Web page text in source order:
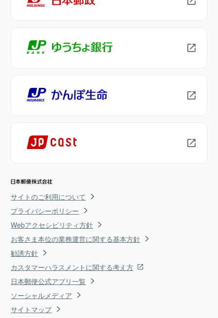
サイトのご利用について
プライバシーポリシー
Webアクセシビリティ方針
お客さま本位の業務運営に関する基本方針
勧誘方針
カスタマーハラスメントに関する考え方
日本郵便公式アプリ一覧
ソーシャルメディア
サイトマップ